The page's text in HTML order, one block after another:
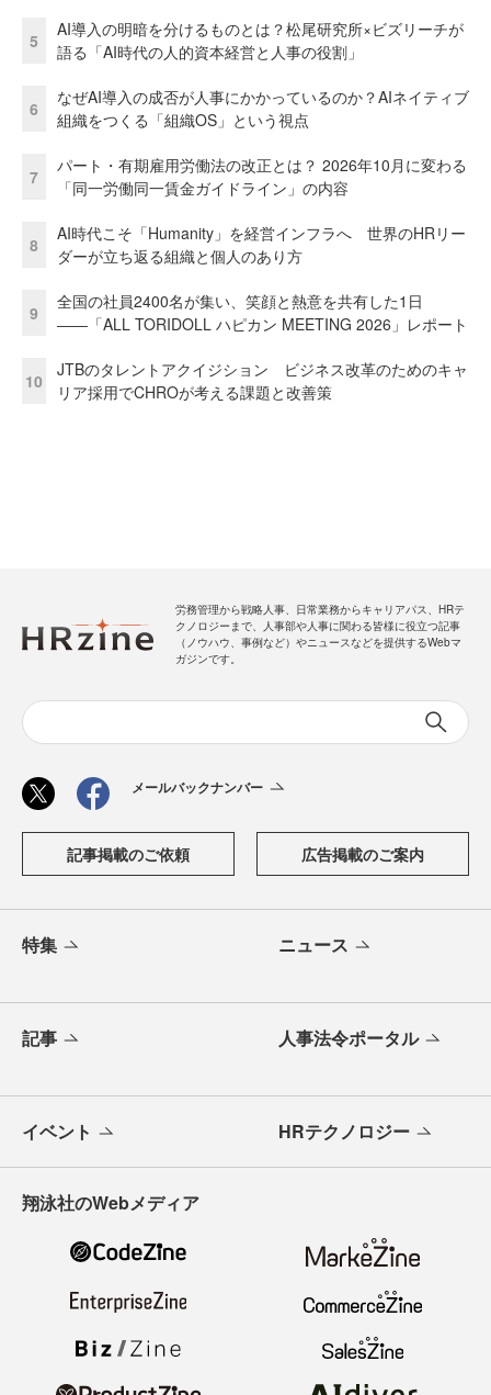
5
AI導入の明暗を分けるものとは？松尾研究所×ビズリーチが
語る「AI時代の人的資本経営と人事の役割」
6
なぜAI導入の成否が人事にかかっているのか？AIネイティブ
組織をつくる「組織OS」という視点
7
パート・有期雇用労働法の改正とは？ 2026年10月に変わる
「同一労働同一賃金ガイドライン」の内容
8
AI時代こそ「Humanity」を経営インフラへ 世界のHRリー
ダーが立ち返る組織と個人のあり方
9
全国の社員2400名が集い、笑顔と熱意を共有した1日
――「ALL TORIDOLL ハピカン MEETING 2026」レポート
10
JTBのタレントアクイジション ビジネス改革のためのキャ
リア採用でCHROが考える課題と改善策
労務管理から戦略人事、日常業務からキャリアパス、HRテ
クノロジーまで、人事部や人事に関わる皆様に役立つ記事
（ノウハウ、事例など）やニュースなどを提供するWebマ
ガジンです。
メールバックナンバー
記事掲載のご依頼 広告掲載のご案内
特集 ニュース
記事 人事法令ポータル
イベント HRテクノロジー
翔泳社のWebメディア